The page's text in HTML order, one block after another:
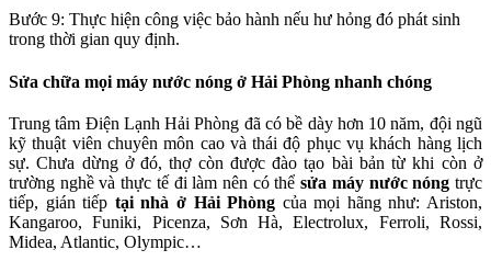
Bước 9: Thực hiện công việc bảo hành nếu hư hỏng đó phát sinh
trong thời gian quy định.
Sửa chữa mọi máy nước nóng ở Hải Phòng nhanh chóng
Trung tâm Điện Lạnh Hải Phòng đã có bề dày hơn 10 năm, đội ngũ
kỹ thuật viên chuyên môn cao và thái độ phục vụ khách hàng lịch
sự. Chưa dừng ở đó, thợ còn được đào tạo bài bản từ khi còn ở
trường nghề và thực tế đi làm nên có thểsửa máy nước nóng trực
tiếp, gián tiếp tại nhà ở Hải Phòng của mọi hãng như: Ariston,
Kangaroo, Funiki, Picenza, Sơn Hà, Electrolux, Ferroli, Rossi,
Midea, Atlantic, Olympic…